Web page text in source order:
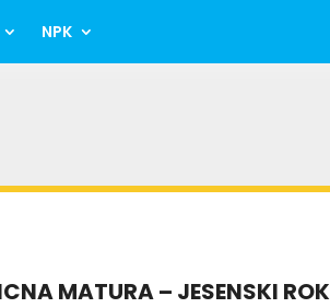
NPK
MATURA – JESENSKI ROK